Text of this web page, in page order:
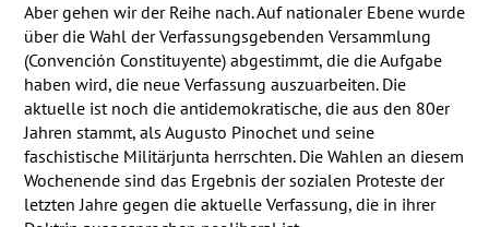
Aber gehen wir der Reihe nach. Auf nationaler Ebene wurde
über die Wahl der Ver­fas­sungs­gebenden Versammlung
(Convención Constituyente) abgestimmt, die die Aufgabe
haben wird, die neue Verfassung auszuarbeiten. Die
aktuelle ist noch die antidemokratische, die aus den 80er
Jahren stammt, als Augusto Pinochet und seine
faschistische Militärjunta herrschten. Die Wahlen an diesem
Wochenende sind das Ergebnis der sozialen Proteste der
letzten Jahre gegen die aktuelle Verfassung, die in ihrer